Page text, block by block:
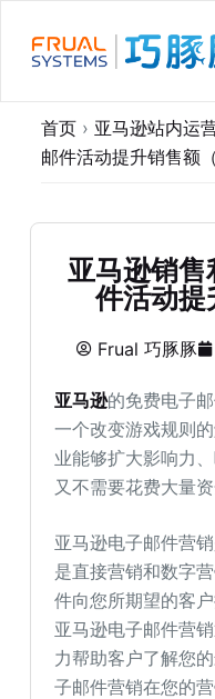
过
首页 › 亚马逊站内运
邮件活动提升销售额（
亚马逊销
件活动提
Frual 巧豚豚
亚马逊的免费电子
一个改变游戏规则
业能够扩大影响力
又不需要花费大量资
亚马逊电子邮件营
是直接营销和数字
件向您所期望的客
亚马逊电子邮件营
力帮助客户了解您
子邮件营销在您的